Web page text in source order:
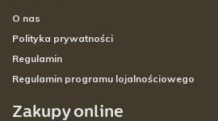
O nas
Polityka prywatności
Regulamin
Regulamin programu lojalnościowego
Zakupy online